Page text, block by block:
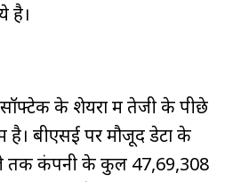
है।
के शेयरों में तेजी के पीछे
है। बीएसई पर मौजूद डेटा के
तक कंपनी के कुल 47,69,308